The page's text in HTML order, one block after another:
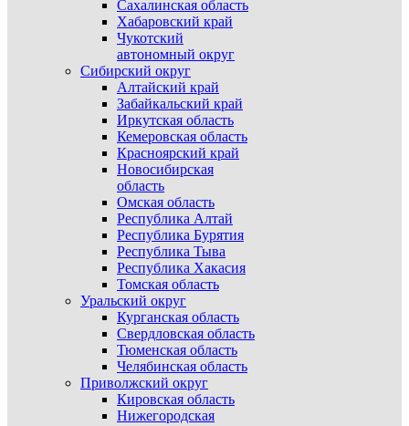
Сахалинская область
Хабаровский край
Чукотский
автономный округ
Сибирский округ
Алтайский край
Забайкальский край
Иркутская область
Кемеровская область
Красноярский край
Новосибирская
область
Омская область
Республика Алтай
Республика Бурятия
Республика Тыва
Республика Хакасия
Томская область
Уральский округ
Курганская область
Свердловская область
Тюменская область
Челябинская область
Приволжский округ
Кировская область
Нижегородская